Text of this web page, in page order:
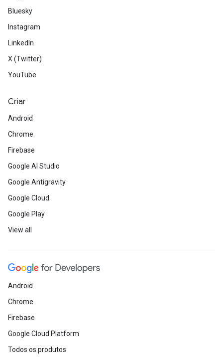
Bluesky
Instagram
LinkedIn
X (Twitter)
YouTube
Criar
Android
Chrome
Firebase
Google AI Studio
Google Antigravity
Google Cloud
Google Play
View all
Android
Chrome
Firebase
Google Cloud Platform
Todos os produtos